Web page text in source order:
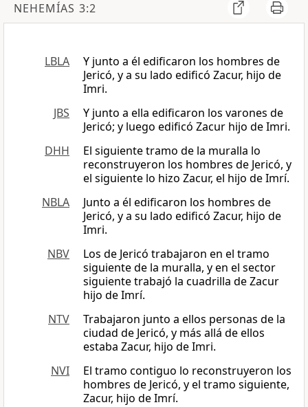
NEHEMÍAS 3:2
LBLA
Y junto a él edificaron los hombres de
Jericó, y a su lado edificó Zacur, hijo de
Imri.
JBS
Y junto a ella edificaron los varones de
Jericó; y luego edificó Zacur hijo de Imri.
DHH
El siguiente tramo de la muralla lo
reconstruyeron los hombres de Jericó, y
el siguiente lo hizo Zacur, el hijo de Imrí.
NBLA
Junto a él edificaron los hombres de
Jericó, y a su lado edificó Zacur, hijo de
Imri.
NBV
Los de Jericó trabajaron en el tramo
siguiente de la muralla, y en el sector
siguiente trabajó la cuadrilla de Zacur
hijo de Imrí.
NTV
Trabajaron junto a ellos personas de la
ciudad de Jericó, y más allá de ellos
estaba Zacur, hijo de Imri.
NVI
El tramo contiguo lo reconstruyeron los
hombres de Jericó, y el tramo siguiente,
Zacur, hijo de Imrí.